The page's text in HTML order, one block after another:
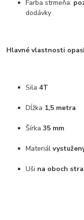
Farba strmeňa:
dodávky
Hlavné vlastnosti
Sila4T
Dĺžka 1,5 metra
Šírka35 mm
Materiál
Uši na oboch